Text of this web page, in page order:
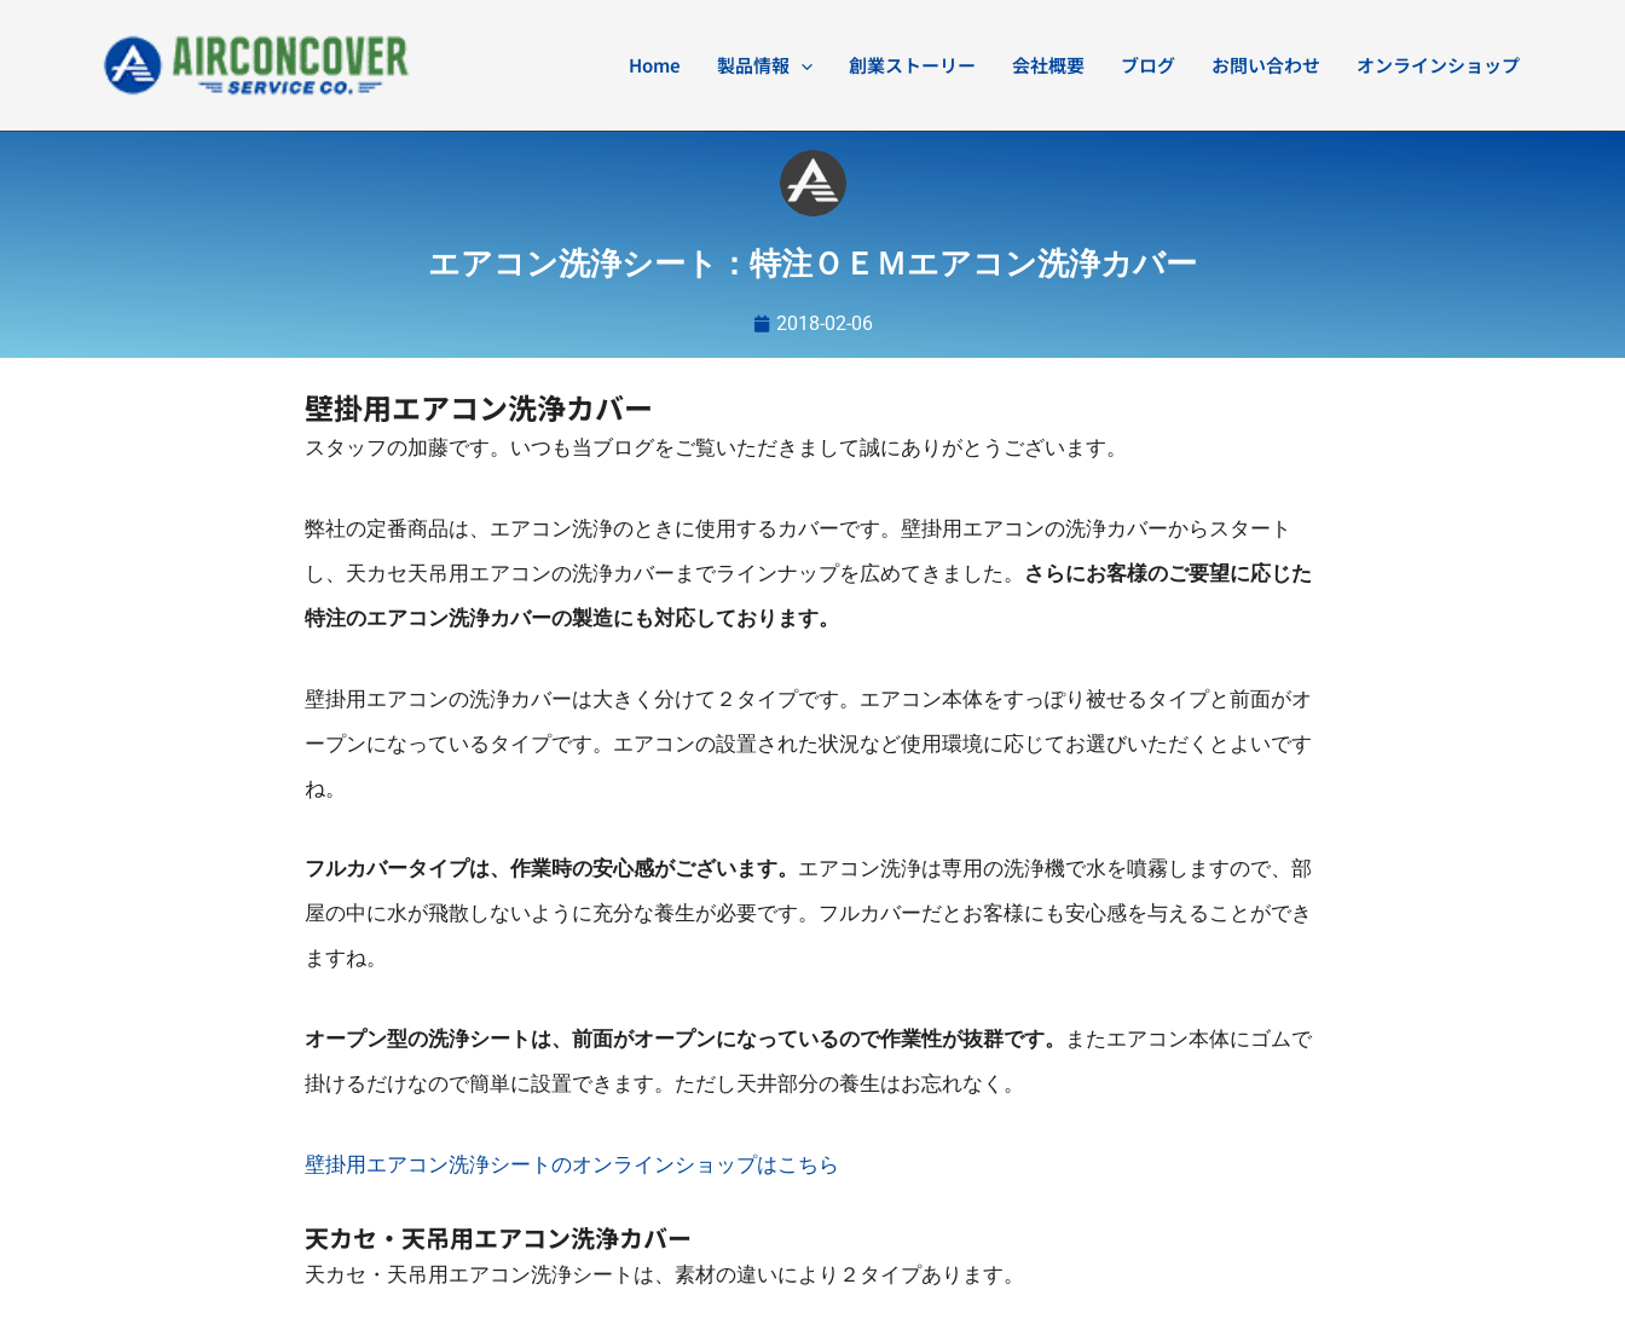
キ
Home 製品情報 創業ストーリー 会社概要 ブログ お問い合わせ オンラインショップ
エアコン洗浄シート：特注ＯＥＭエアコン洗浄カバー
2018-02-06
壁掛用エアコン洗浄カバー
スタッフの加藤です。いつも当ブログをご覧いただきまして誠にありがとうございます。
弊社の定番商品は、エアコン洗浄のときに使用するカバーです。壁掛用エアコンの洗浄カバーからスタート
し、天カセ天吊用エアコンの洗浄カバーまでラインナップを広めてきました。 さらにお客様のご要望に応じた
特注のエアコン洗浄カバーの製造にも対応しております。
壁掛用エアコンの洗浄カバーは大きく分けて２タイプです。エアコン本体をすっぽり被せるタイプと前面がオ
ープンになっているタイプです。エアコンの設置された状況など使用環境に応じてお選びいただくとよいです
ね。
フルカバータイプは、作業時の安心感がございます。 エアコン洗浄は専用の洗浄機で水を噴霧しますので、部
屋の中に水が飛散しないように充分な養生が必要です。フルカバーだとお客様にも安心感を与えることができ
ますね。
オープン型の洗浄シートは、前面がオープンになっているので作業性が抜群です。
またエアコン本体にゴムで
掛けるだけなので簡単に設置できます。ただし天井部分の養生はお忘れなく。
壁掛用エアコン洗浄シートのオンラインショップはこちら
天カセ・天吊用エアコン洗浄カバー
天カセ・天吊用エアコン洗浄シートは、素材の違いにより２タイプあります。